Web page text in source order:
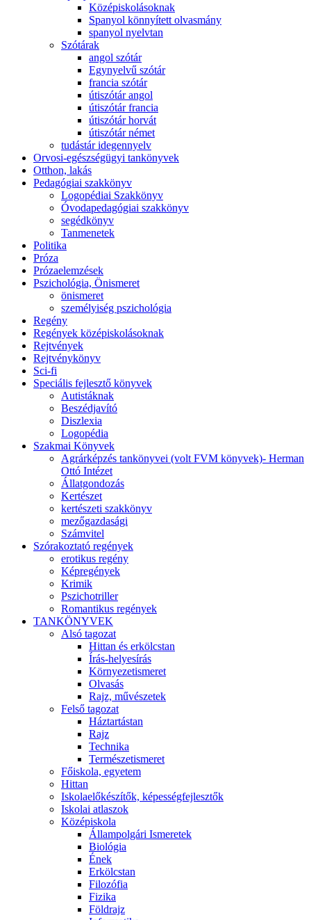
Középiskolásoknak
Spanyol könnyített olvasmány
spanyol nyelvtan
Szótárak
angol szótár
Egynyelvű szótár
francia szótár
útiszótár angol
útiszótár francia
útiszótár horvát
útiszótár német
tudástár idegennyelv
Orvosi-egészségügyi tankönyvek
Otthon, lakás
Pedagógiai szakkönyv
Logopédiai Szakkönyv
Óvodapedagógiai szakkönyv
segédkönyv
Tanmenetek
Politika
Próza
Prózaelemzések
Pszichológia, Önismeret
önismeret
személyiség pszichológia
Regény
Regények középiskolásoknak
Rejtvények
Rejtvénykönyv
Sci-fi
Speciális fejlesztő könyvek
Autistáknak
Beszédjavító
Diszlexia
Logopédia
Szakmai Könyvek
Agrárképzés tankönyvei (volt FVM könyvek)- Herman
Ottó Intézet
Állatgondozás
Kertészet
kertészeti szakkönyv
mezőgazdasági
Számvitel
Szórakoztató regények
erotikus regény
Képregények
Krimik
Pszichotriller
Romantikus regények
TANKÖNYVEK
Alsó tagozat
Hittan és erkölcstan
Írás-helyesírás
Környezetismeret
Olvasás
Rajz, művészetek
Felső tagozat
Háztartástan
Rajz
Technika
Természetismeret
Főiskola, egyetem
Hittan
Iskolaelőkészítők, képességfejlesztők
Iskolai atlaszok
Középiskola
Állampolgári Ismeretek
Biológia
Ének
Erkölcstan
Filozófia
Fizika
Földrajz